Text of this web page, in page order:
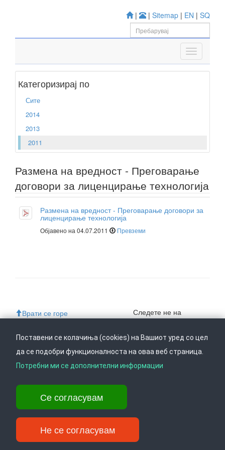
| | Sitemap | EN | SQ
Категоризирај по
Сите
2014
2013
2011
Размена на вредност - Преговарање
договори за лиценцирање технологија
Размена на вредност - Преговарање договори за
лиценцирање технологија
Објавено на 04.07.2011 Превземи
Врати се горе Следете не на
Ул. Даме Груев 14, Катна гаража Беко на 1-виот кат, 1000 Скопје,
Тел: +389 2 3103 601 (641), Факс: +389 2 3137 149 |
Поставени се колачиња (cookies) на Вашиот уред со цел
да се подобри функционалноста на оваа веб страница.
Потребни ми се дополнителни информации
Се согласувам
Не се согласувам